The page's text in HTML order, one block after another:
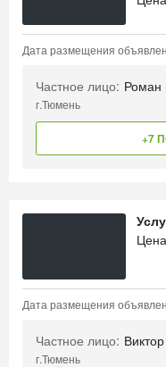
Дата размещения
Частное лицо: Роман
г.Тюмень
+7
Дата размещения
Частное лицо: Виктор
г.Тюмень